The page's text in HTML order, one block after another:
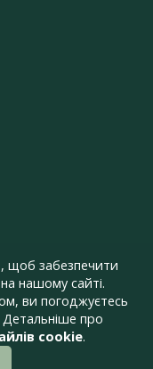
щоб забезпечити
нашому сайті.
ви погоджуєтесь
про
cookie.